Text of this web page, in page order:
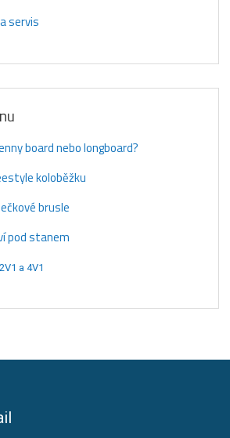
servis
board nebo longboard?
koloběžku
brusle
pod stanem
a 4V1